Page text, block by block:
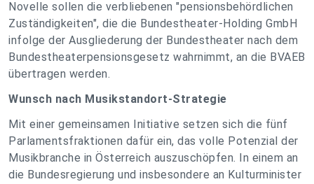
Novelle sollen die verbliebenen "pensionsbehördlichen
Zuständigkeiten", die die Bundestheater-Holding GmbH
infolge der Ausgliederung der Bundestheater nach dem
Bundestheaterpensionsgesetz wahrnimmt, an die BVAEB
übertragen werden.
Wunsch nach Musikstandort-Strategie
Mit einer gemeinsamen Initiative setzen sich die fünf
Parlamentsfraktionen dafür ein, das volle Potenzial der
Musikbranche in Österreich auszuschöpfen. In einem an
die Bundesregierung und insbesondere an Kulturminister